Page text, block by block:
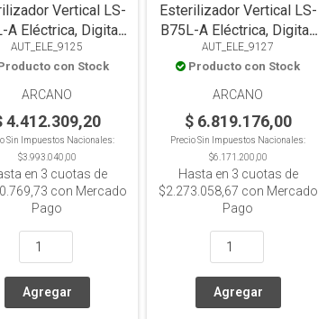
Vertical LS-
A Eléctrica, Digital,
Con Timer, Tipo
35L
AUT_ELE_9125
con Stock
ARCANO
4.412.309,20
Sin Impuestos Nacionales:
$3.993.040,00
en 3 cuotas de
con Mercado
Pago
Esterilizador Vertical LS-
B75L-A Eléctrica, Digital,
Con Timer, Tipo
Chamberland, 75L
AUT_ELE_9127
Producto con Stock
ARCANO
$ 6.819.176,00
Precio Sin Impuestos Nacionales:
$6.171.200,00
Hasta en 3 cuotas de
$2.273.058,67 con Mercado
Pago